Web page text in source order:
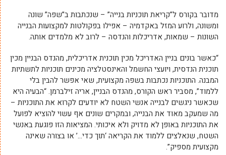
מדובר בקורס ל”קריאת תוכניות בנייה” – שנכתבות ב”שפה” שונה
ומשונה, ולרוע המזל באקדמיה – אפילו בפקולטות למקצועות הבנייה
השונות – שמאות, אדריכלות והנדסה – לרוב לא מלמדים אותה.
“כאשר בונים בניין האדריכל מכין תוכנית אדריכלית, מהנדס הבניין מכין
תוכנית הנדסית, ויועצי החשמל והאינסטלציה מכינים תוכניות לתשתיות
המבנה. התוכניות נכתבות בשפה מקצועית, שאי אפשר להבין בלי
ללמוד”, מסביר ראש הקורס, מהנדס הבניין, אריה זילברמן. “הבעיה היא
שכאשר ניגשים לבנייה אנשי השטח לא יודעים לקרוא את התוכניות –
מה שמעקב מאוד את הבנייה, ובמקרים שונים אף עשוי להוציא לפועל
את התוכניות באופן לא מדויק ולא איכותי. המציאות הזו פוגעת באנשי
השטח, שנאלצים ללמוד את הקריאה ‘תוך כדי…’ או בצורה שאינה
מקצועית מספיק”.